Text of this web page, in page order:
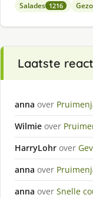
Salades 1216
Laatste
anna over
Wilmie over
HarryLohr over
anna over
anna over Snelle